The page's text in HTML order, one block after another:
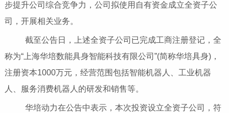
步提升公司综合竞争力，公司拟使用自有资金成立全资子公
司，开展相关业务。
截至公告日，上述全资子公司已完成工商注册登记，全
称为“上海华培数能具身智能科技有限公司”(简称华培具身)，
注册资本1000万元，经营范围包括智能机器人、工业机器
人、服务消费机器人的研发和销售等。
华培动力在公告中表示，本次投资设立全资子公司，符